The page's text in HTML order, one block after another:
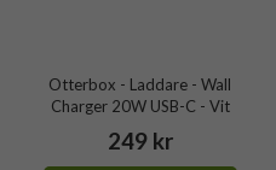
Otterbox - Laddare - Wall
Charger 20W USB-C - Vit
249 kr